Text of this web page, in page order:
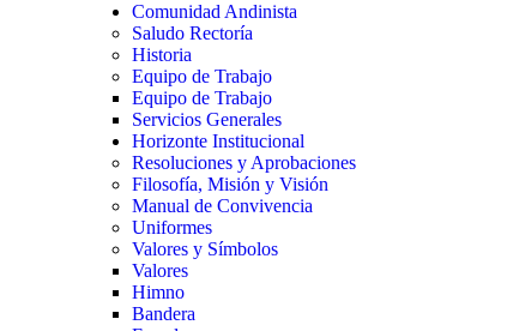
Comunidad Andinista
Saludo Rectoría
Historia
Equipo de Trabajo
Equipo de Trabajo
Servicios Generales
Horizonte Institucional
Resoluciones y Aprobaciones
Filosofía, Misión y Visión
Manual de Convivencia
Uniformes
Valores y Símbolos
Valores
Himno
Bandera